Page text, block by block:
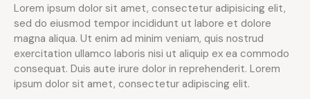
Lorem ipsum dolor sit amet, consectetur adipisicing elit,
sed do eiusmod tempor incididunt ut labore et dolore
magna aliqua. Ut enim ad minim veniam, quis nostrud
exercitation ullamco laboris nisi ut aliquip ex ea commodo
consequat. Duis aute irure dolor in reprehenderit. Lorem
ipsum dolor sit amet, consectetur adipiscing elit.